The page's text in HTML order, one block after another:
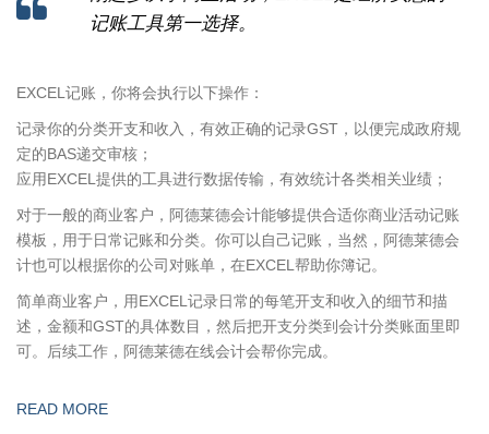
记账工具第一选择。
EXCEL记账，你将会执行以下操作：
记录你的分类开支和收入，有效正确的记录GST，以便完成政府规
定的BAS递交审核；
应用EXCEL提供的工具进行数据传输，有效统计各类相关业绩；
对于一般的商业客户，阿德莱德会计能够提供合适你商业活动记账
模板，用于日常记账和分类。你可以自己记账，当然，阿德莱德会
计也可以根据你的公司对账单，在EXCEL帮助你簿记。
简单商业客户，用EXCEL记录日常的每笔开支和收入的细节和描
述，金额和GST的具体数目，然后把开支分类到会计分类账面里即
可。后续工作，阿德莱德在线会计会帮你完成。
READ MORE